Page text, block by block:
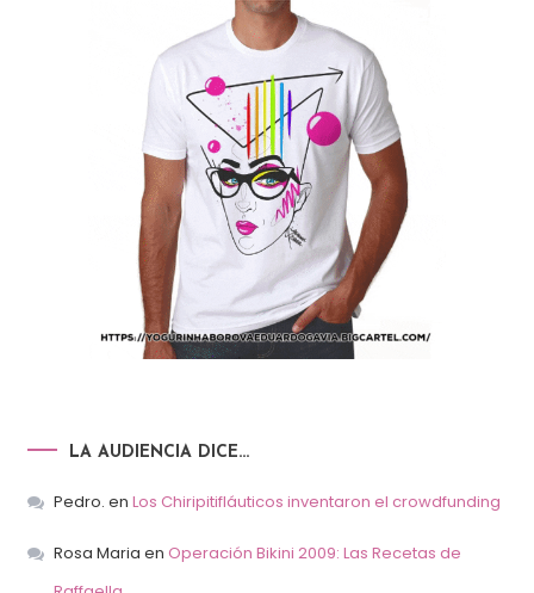
LA AUDIENCIA DICE…
Pedro. en Los Chiripitifláuticos inventaron el crowdfunding
Rosa Maria en Operación Bikini 2009: Las Recetas de